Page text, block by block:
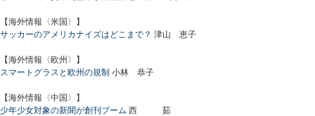
【海外情報〈米国〉】
サッカーのアメリカナイズはどこまで？ 津山 恵子
【海外情報〈欧州〉】
スマートグラスと欧州の規制 小林 恭子
【海外情報〈中国〉】
少年少女対象の新聞が創刊ブーム 西 茹